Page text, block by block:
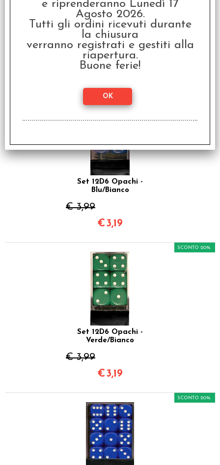
Set 12D6 Opachi -
Avorio/Nero
€ 3,99
Set 12D6 Opachi -
Blu/Bianco
€ 3,99
€3,19
Set 12D6 Opachi -
Verde/Bianco
€ 3,99
SCONTO 20%
€3,19
SCONTO 20%
e riprenderanno Lunedì 17
Agosto 2026.
Tutti gli ordini ricevuti durante
la chiusura
verranno registrati e gestiti alla
riapertura.
Buone ferie!